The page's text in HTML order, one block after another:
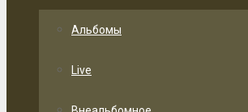
Альбомы
Live